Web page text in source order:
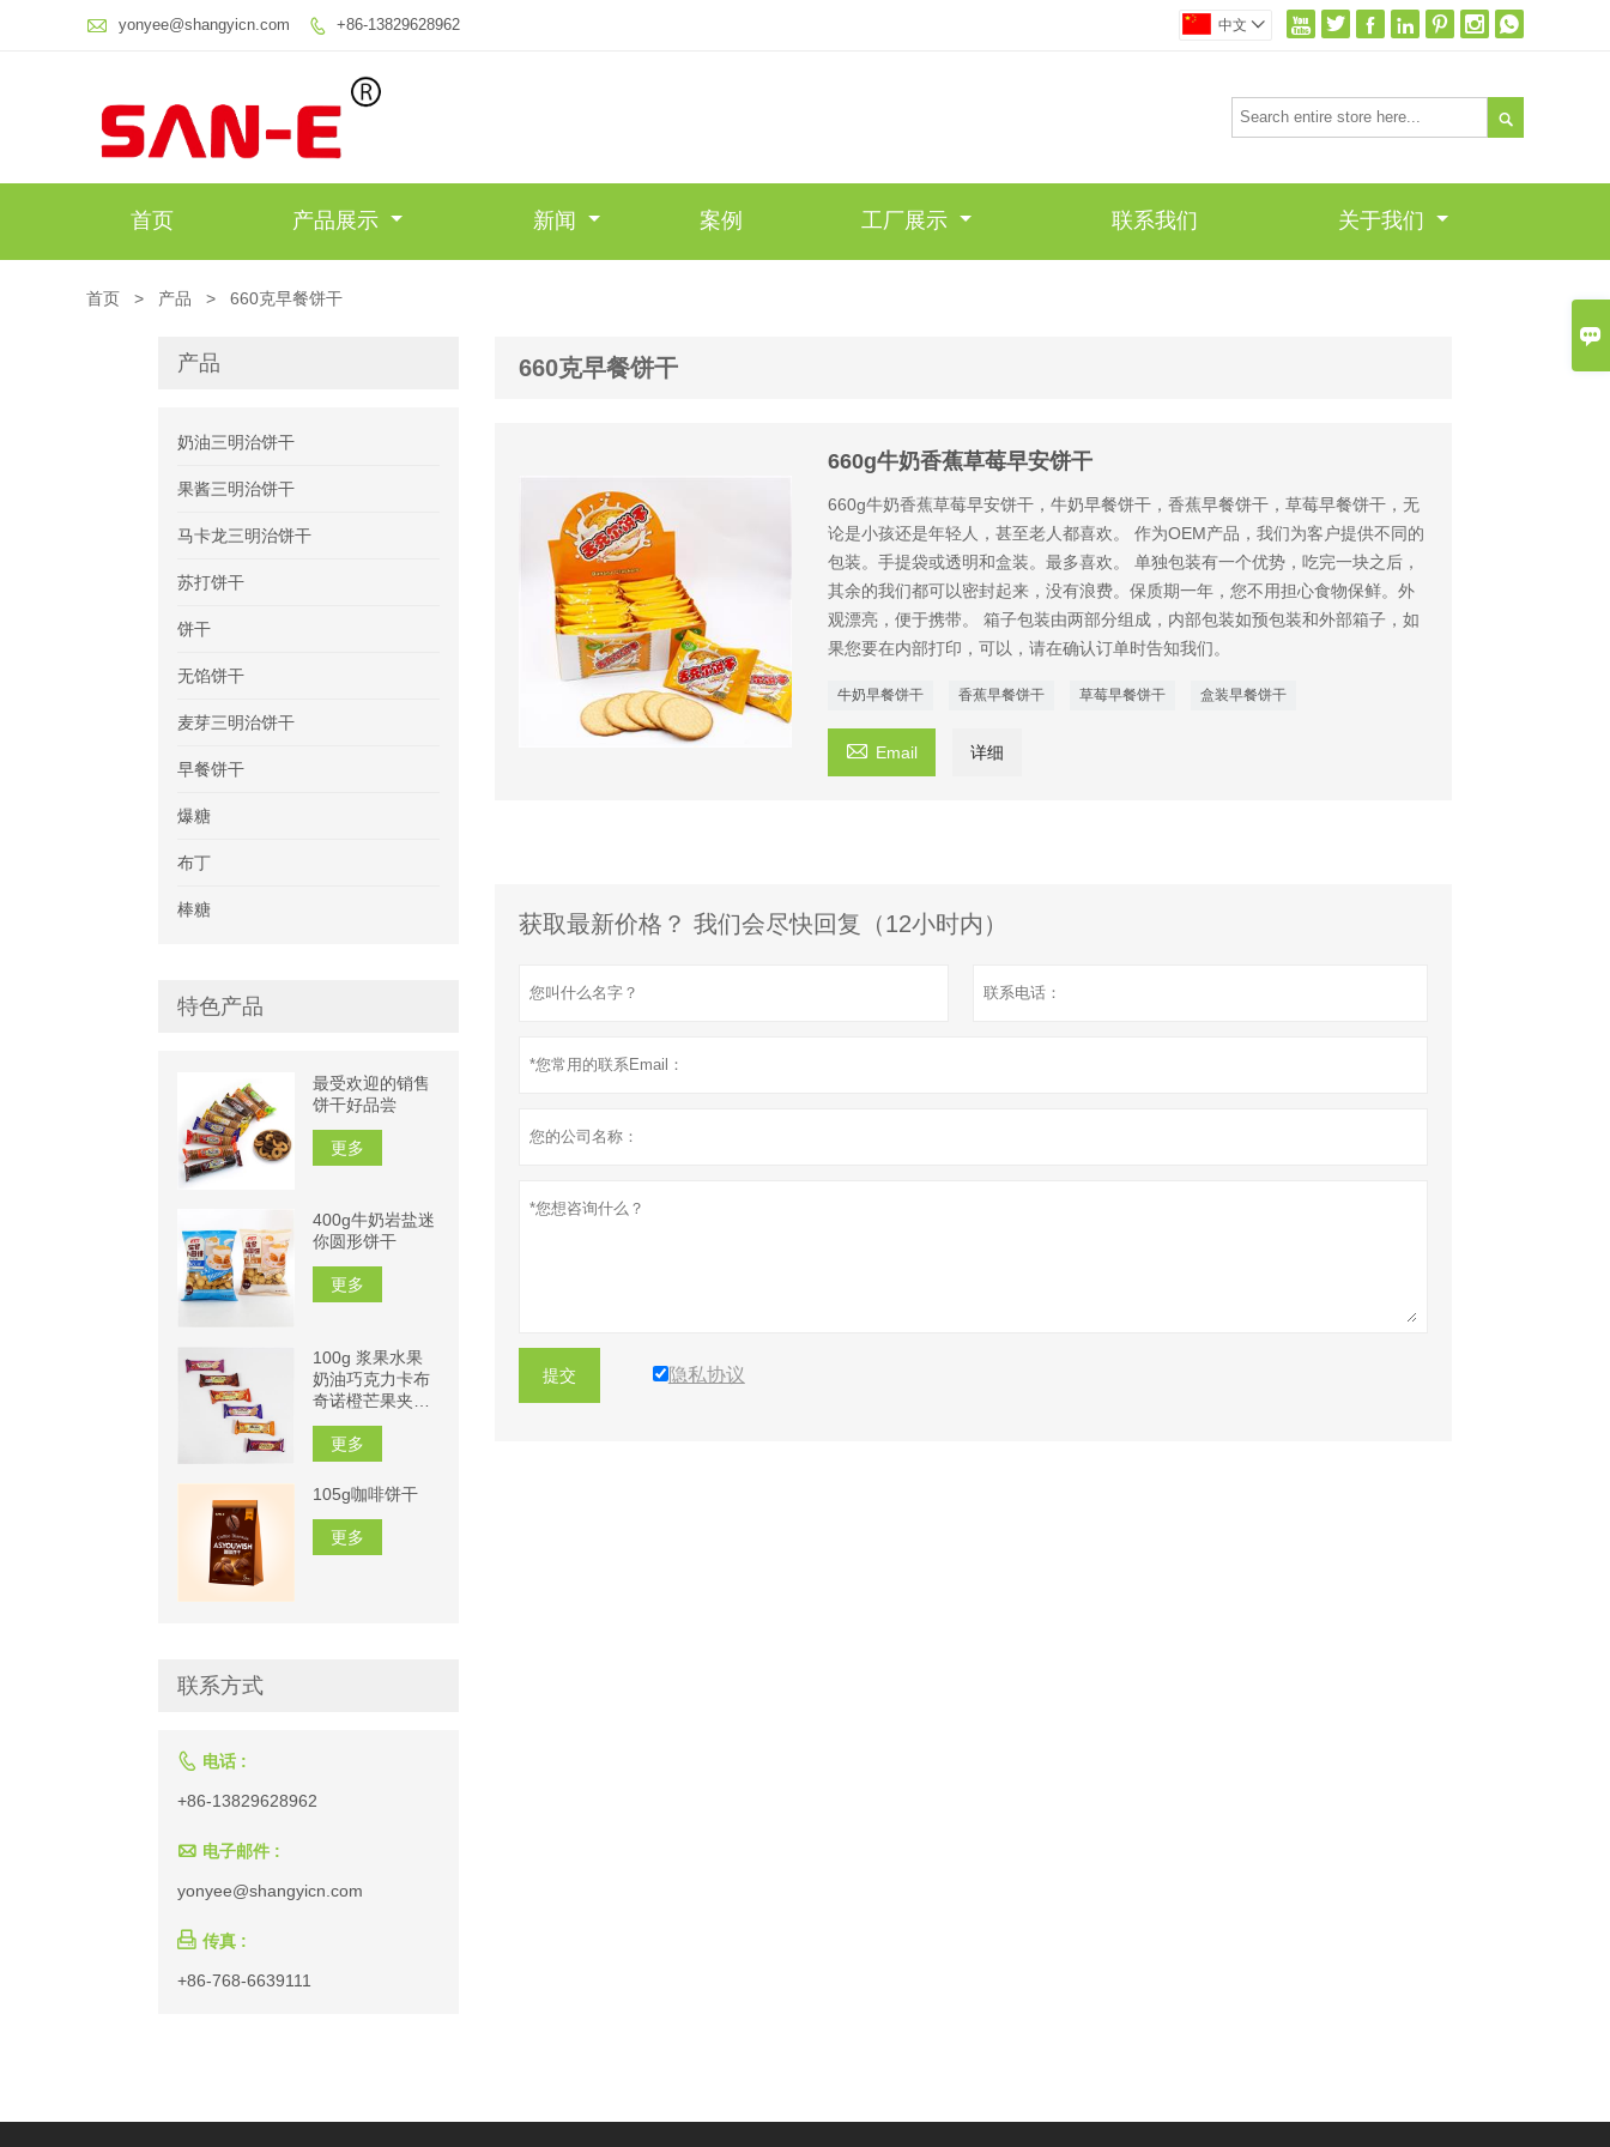

 yonyee@shangyicn.com  +86-13829628962       
中文 

首页 产品展示 新闻 案例 工厂展示 联系我们 关于我们
首页 > 产品 > 660克早餐饼干
660克早餐饼干
660g牛奶香蕉草莓早安饼干
660g牛奶香蕉草莓早安饼干，牛奶早餐饼干，香蕉早餐饼干，草莓早餐饼干，无
论是小孩还是年轻人，甚至老人都喜欢。 作为OEM产品，我们为客户提供不同的
包装。手提袋或透明和盒装。最多喜欢。 单独包装有一个优势，吃完一块之后，
其余的我们都可以密封起来，没有浪费。保质期一年，您不用担心食物保鲜。外
观漂亮，便于携带。 箱子包装由两部分组成，内部包装如预包装和外部箱子，如
果您要在内部打印，可以，请在确认订单时告知我们。
牛奶早餐饼干 香蕉早餐饼干 草莓早餐饼干 盒装早餐饼干
 Email 详细
获取最新价格？ 我们会尽快回复（12小时内）
提交 隐私协议
产品
奶油三明治饼干
果酱三明治饼干
马卡龙三明治饼干
苏打饼干
饼干
无馅饼干
麦芽三明治饼干
早餐饼干
爆糖
布丁
棒糖
特色产品
最受欢迎的销售
饼干好品尝
更多
400g牛奶岩盐迷
你圆形饼干
更多
100g 浆果水果
奶油巧克力卡布
奇诺橙芒果夹心
饼干
更多
105g咖啡饼干
更多
联系方式
 电话 :
+86-13829628962
 电子邮件 :
yonyee@shangyicn.com
 传真 :
+86-768-6639111